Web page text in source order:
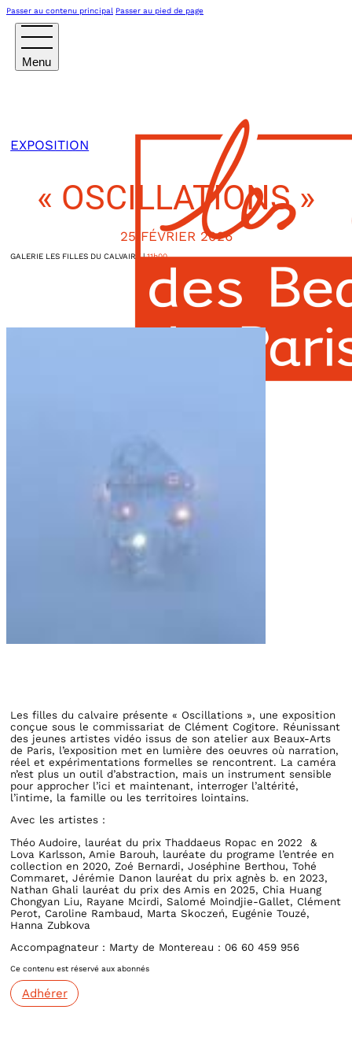
Passer au contenu principal Passer au pied de page
EXPOSITION
« OSCILLATIONS »
25 FÉVRIER 2026
GALERIE LES FILLES DU CALVAIRE| 11h00
Paris, 75003 France
Les filles du calvaire présente « Oscillations », une exposition
conçue sous le commissariat de Clément Cogitore. Réunissant
des jeunes artistes vidéo issus de son atelier aux Beaux-Arts
de Paris, l’exposition met en lumière des oeuvres où narration,
réel et expérimentations formelles se rencontrent. La caméra
n’est plus un outil d’abstraction, mais un instrument sensible
pour approcher l’ici et maintenant, interroger l’altérité,
l’intime, la famille ou les territoires lointains.
Avec les artistes :
Théo Audoire, lauréat du prix Thaddaeus Ropac en 2022 &
Lova Karlsson, Amie Barouh, lauréate du programe l’entrée en
collection en 2020, Zoé Bernardi, Joséphine Berthou, Tohé
Commaret, Jérémie Danon lauréat du prix agnès b. en 2023,
Nathan Ghali lauréat du prix des Amis en 2025, Chia Huang
Chongyan Liu, Rayane Mcirdi, Salomé Moindjie-Gallet, Clément
Perot, Caroline Rambaud, Marta Skoczeń, Eugénie Touzé,
Hanna Zubkova
Accompagnateur : Marty de Montereau : 06 60 459 956
Ce contenu est réservé aux abonnés
Adhérer